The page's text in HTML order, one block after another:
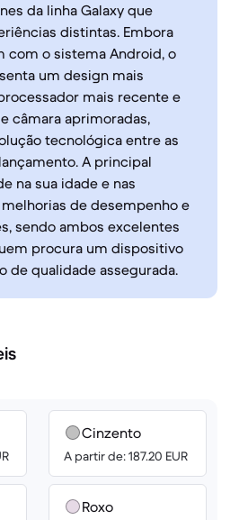
da linha Galaxy que
distintas. Embora
com o sistema Android, o
um design mais
mais recente e
câmara aprimoradas,
tecnológica entre as
A principal
na sua idade e nas
de desempenho e
sendo ambos excelentes
procura um dispositivo
de qualidade assegurada.
Cinzento
A partir de: 187.20 EUR
Roxo